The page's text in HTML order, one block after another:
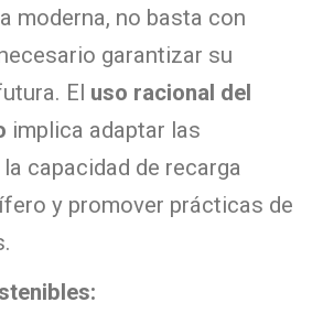
moderna, no basta con
garantizar su
El uso racional del
implica adaptar las
capacidad de recarga
y promover prácticas de